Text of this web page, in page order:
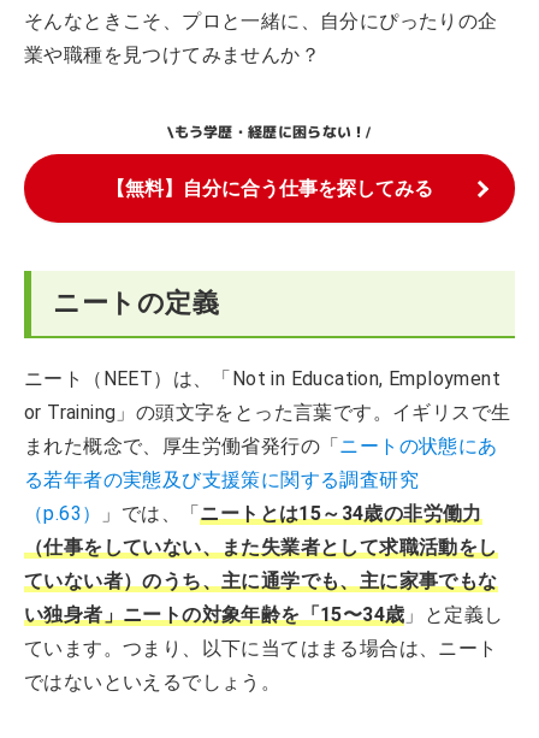
そんなときこそ、プロと一緒に、自分にぴったりの企
業や職種を見つけてみませんか？
\もう学歴・経歴に困らない！/
【無料】自分に合う仕事を探してみる
ニートの定義
ニート（NEET）は、「Not in Education, Employment
or Training」の頭文字をとった言葉です。イギリスで生
まれた概念で、厚生労働省発行の「 ニートの状態にあ
る若年者の実態及び支援策に関する調査研究
（p.63）
」では、「ニートとは15～34歳の非労働力
（仕事をしていない、また失業者として求職活動をし
ていない者）のうち、主に通学でも、主に家事でもな
い独身者」ニートの対象年齢を「15〜34歳 」と定義し
ています。つまり、以下に当てはまる場合は、ニート
ではないといえるでしょう。